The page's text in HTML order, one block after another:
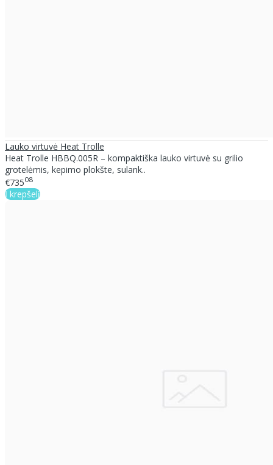
Lauko virtuvė Heat Trolle
Heat Trolle HBBQ.005R – kompaktiška lauko virtuvė su grilio
grotelėmis, kepimo plokšte, sulank..
€73508
Į krepšelį